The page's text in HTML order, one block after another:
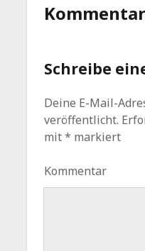
Schreibe
Deine E-Mail-
veröffentlicht.
mit* markiert
Kommentar